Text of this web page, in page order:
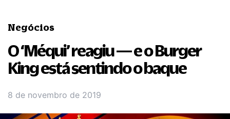
Negócios
O ‘Méqui’ reagiu — e o Burger
King está sentindo o baque
8 de novembro de 2019